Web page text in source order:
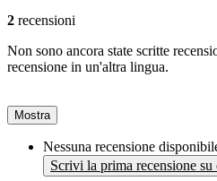
2 recensioni
Non sono ancora state scritte
recensione in un'altra lingua.
Mostra
Nessuna recensione
Scrivi la prima recensione